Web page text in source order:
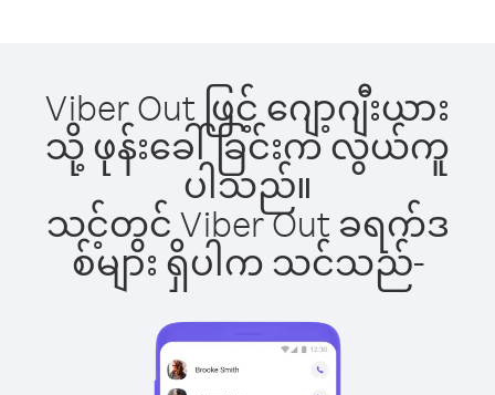
Viber Out ဖြင့် ဂျော့ဂျီးယား
သို့ ဖုန်းခေါ်ခြင်းက လွယ်ကူ
ပါသည်။
သင့်တွင် Viber Out ခရက်ဒ
စ်များ ရှိပါက သင်သည်-